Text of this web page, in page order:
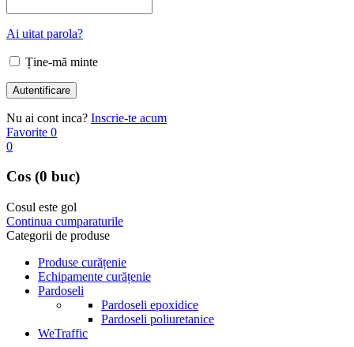
Ai uitat parola?
Ține-mă minte
Nu ai cont inca? Inscrie-te acum
Favorite 0
0
Cos (0 buc)
Cosul este gol
Continua cumparaturile
Categorii de produse
Produse curățenie
Echipamente curățenie
Pardoseli
Pardoseli epoxidice
Pardoseli poliuretanice
WeTraffic